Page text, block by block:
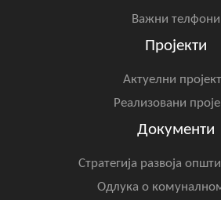
Важни телфони
Пројекти
Актуелни
Реализовани
Документи
Стратегија развоја
Одлука о